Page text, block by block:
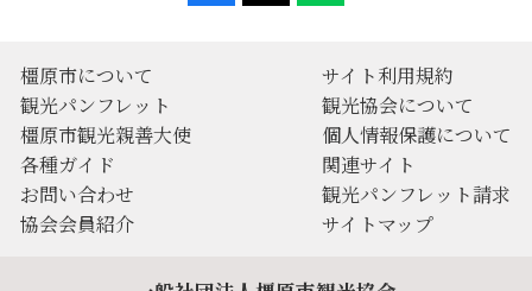
橿原市について
観光パンフレット
橿原市観光親善大使
各種ガイド
お問い合わせ
協会会員紹介
サイト利用規約
観光協会について
個人情報保護について
関連サイト
観光パンフレット請求
サイトマップ